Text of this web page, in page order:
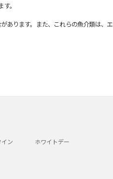
。
ります。また、これらの魚介類は、
ン ホワイトデー